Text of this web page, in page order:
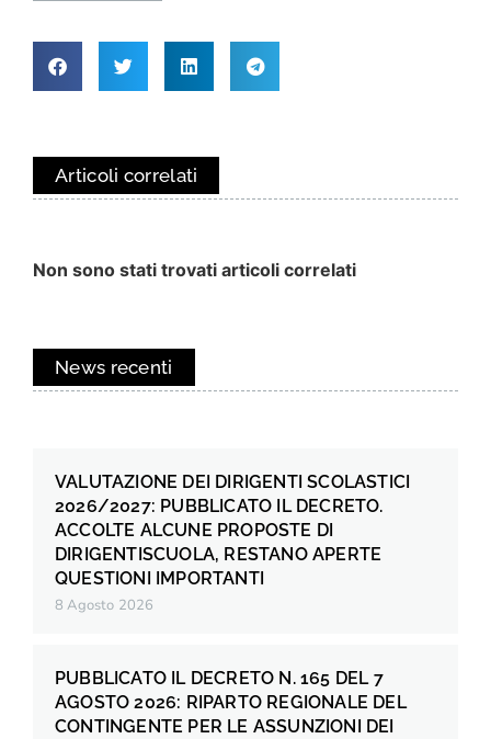
Articoli correlati
Non sono stati trovati articoli correlati
News recenti
VALUTAZIONE DEI DIRIGENTI SCOLASTICI
2026/2027: PUBBLICATO IL DECRETO.
ACCOLTE ALCUNE PROPOSTE DI
DIRIGENTISCUOLA, RESTANO APERTE
QUESTIONI IMPORTANTI
8 Agosto 2026
PUBBLICATO IL DECRETO N. 165 DEL 7
AGOSTO 2026: RIPARTO REGIONALE DEL
CONTINGENTE PER LE ASSUNZIONI DEI